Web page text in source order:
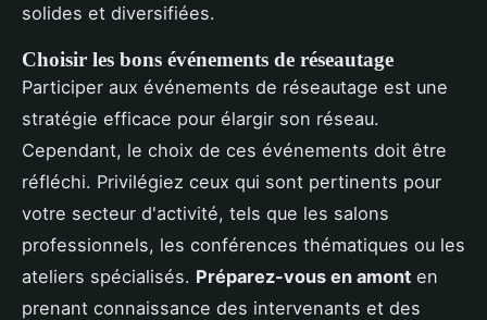
solides et diversifiées.
Choisir les bons événements de réseautage
Participer aux événements de réseautage est une
stratégie efficace pour élargir son réseau.
Cependant, le choix de ces événements doit être
réfléchi. Privilégiez ceux qui sont pertinents pour
votre secteur d'activité, tels que les salons
professionnels, les conférences thématiques ou les
ateliers spécialisés. Préparez-vous en amont en
prenant connaissance des intervenants et des